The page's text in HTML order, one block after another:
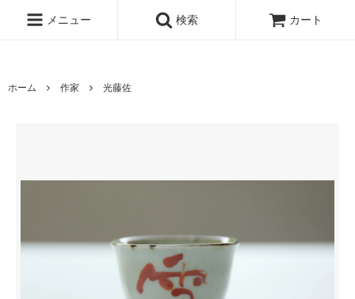
メニュー
検索 カート
ホーム 作家 光藤佐